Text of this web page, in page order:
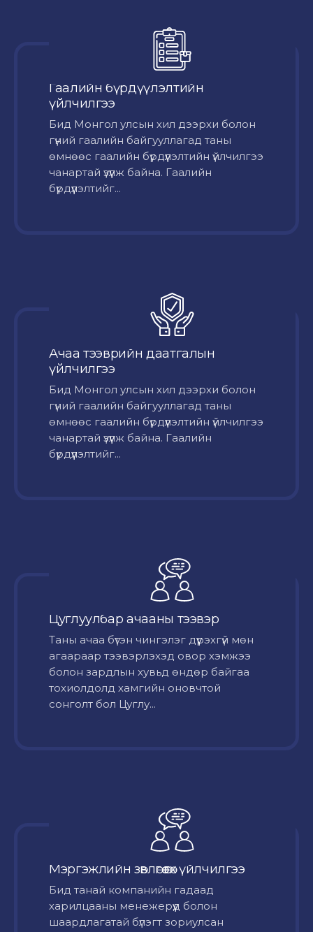
Гаалийн бүрдүүлэлтийн
үйлчилгээ
Бид Монгол улсын хил дээрхи болон
гүний гаалийн байгууллагад таны
өмнөөс гаалийн бүрдүүлэлтийн үйлчилгээ
чанартай үзүүлж байна. Гаалийн
бүрдүүлэлтийг...
Ачаа тээврийн даатгалын
үйлчилгээ
Бид Монгол улсын хил дээрхи болон
гүний гаалийн байгууллагад таны
өмнөөс гаалийн бүрдүүлэлтийн үйлчилгээ
чанартай үзүүлж байна. Гаалийн
бүрдүүлэлтийг...
Цуглуулбар ачааны тээвэр
Таны ачаа бүтэн чингэлэг дүүрэхгүй мөн
агаараар тээвэрлэхэд овор хэмжээ
болон зардлын хувьд өндөр байгаа
тохиолдолд хамгийн оновчтой
сонголт бол Цуглу...
Мэргэжлийн зөвлөгөө өгөх үйлчилгээ
Бид танай компанийн гадаад
харилцааны менежерүүд болон
шаардлагатай бүлэгт зориулсан